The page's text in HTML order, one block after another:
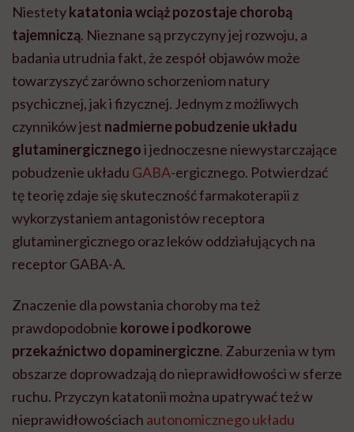
Niestetykatatonia wciąż pozostaje chorobą
tajemniczą. Nieznane są przyczyny jej rozwoju, a
badania utrudnia fakt, że zespół objawów może
towarzyszyć zarówno schorzeniom natury
psychicznej, jak i fizycznej. Jednym z możliwych
czynników jest nadmierne pobudzenie układu
glutaminergicznegoi jednoczesne niewystarczające
pobudzenie układu GABA-ergicznego. Potwierdzać
tę teorię zdaje się skuteczność farmakoterapii z
wykorzystaniem antagonistów receptora
glutaminergicznego oraz leków oddziałujących na
receptor GABA-A.
Znaczenie dla powstania choroby ma też
prawdopodobnie korowe i podkorowe
przekaźnictwo dopaminergiczne. Zaburzenia w tym
obszarze doprowadzają do nieprawidłowości w sferze
ruchu. Przyczyn katatonii można upatrywać też w
nieprawidłowościach autonomicznego układu